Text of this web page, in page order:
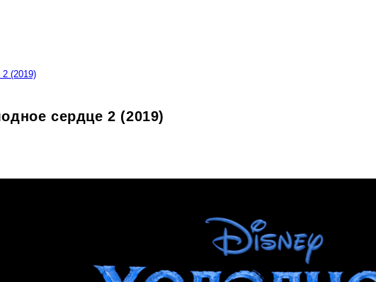
(2019)
сердце 2 (2019)